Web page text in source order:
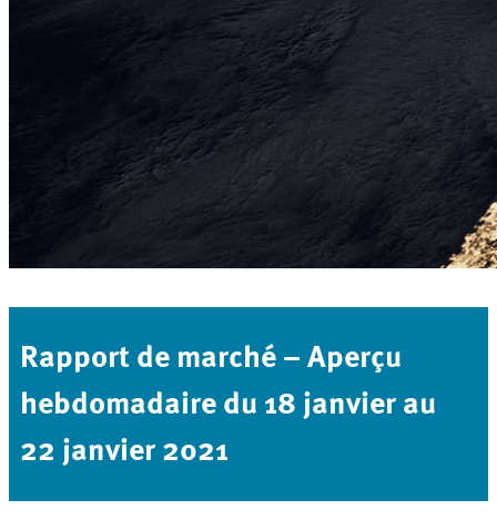
Rapport de marché – Aperçu
hebdomadaire du 18 janvier au
22 janvier 2021